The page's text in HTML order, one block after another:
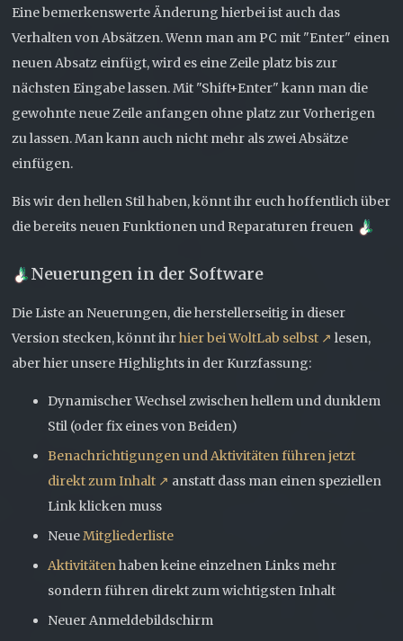
Eine bemerkenswerte Änderung hierbei ist auch das
Verhalten von Absätzen. Wenn man am PC mit "Enter" einen
neuen Absatz einfügt, wird es eine Zeile platz bis zur
nächsten Eingabe lassen. Mit "Shift+Enter" kann man die
gewohnte neue Zeile anfangen ohne platz zur Vorherigen
zu lassen. Man kann auch nicht mehr als zwei Absätze
einfügen.
Bis wir den hellen Stil haben, könnt ihr euch hoffentlich über
die bereits neuen Funktionen und Reparaturen freuen
Neuerungen in der Software
Die Liste an Neuerungen, die herstellerseitig in dieser
Version stecken, könnt ihrhier bei WoltLab selbst
lesen,
aber hier unsere Highlights in der Kurzfassung:
Dynamischer Wechsel zwischen hellem und dunklem
Stil (oder fix eines von Beiden)
Benachrichtigungen und Aktivitäten führen jetzt
direkt zum Inhalt
anstatt dass man einen speziellen
Link klicken muss
NeueMitgliederliste
Aktivitätenhaben keine einzelnen Links mehr
sondern führen direkt zum wichtigsten Inhalt
Neuer Anmeldebildschirm